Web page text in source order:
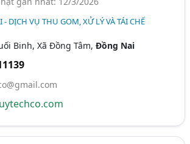
- DỊCH VỤ THU GOM, XỬ LÝ VÀ TÁI CHẾ
Binh, Xã Đồng Tâm,Đồng Nai